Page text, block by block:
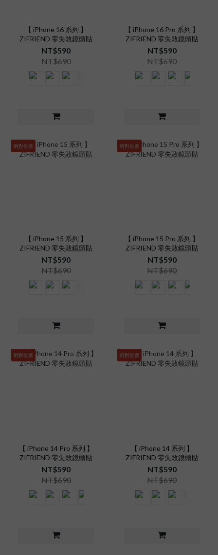
【 iPhone 16 系列 】
ZIFRIEND 零失敗鏡頭貼
NT$590
NT$690
【 iPhone 16 Pro 系列 】
ZIFRIEND 零失敗鏡頭貼
NT$590
NT$690
附對位器
【 iPhone 15 系列 】
ZIFRIEND 零失敗鏡頭貼
NT$590
NT$690
附對位器
【 iPhone 15 Pro 系列 】
ZIFRIEND 零失敗鏡頭貼
NT$590
NT$690
附對位器
【 iPhone 14 Pro 系列 】
ZIFRIEND 零失敗鏡頭貼
NT$590
NT$690
附對位器
【 iPhone 14 系列 】
ZIFRIEND 零失敗鏡頭貼
NT$590
NT$690